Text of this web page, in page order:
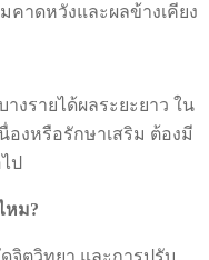
คาดหวังและผลข้างเคียง
งรายได้ผลระยะยาว ใน
งหรือรักษาเสริม ต้องมี
ป
หม?
จิตวิทยา และการปรับ